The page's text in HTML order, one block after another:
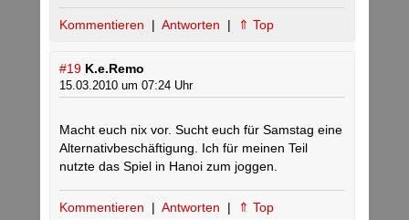
Kommentieren | Antworten | ⇑ Top
#19 K.e.Remo
15.03.2010 um 07:24 Uhr
Macht euch nix vor. Sucht euch für Samstag eine
Alternativbeschäftigung. Ich für meinen Teil
nutzte das Spiel in Hanoi zum joggen.
Kommentieren | Antworten | ⇑ Top